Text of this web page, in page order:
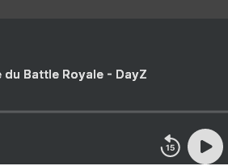
Battle Royale - DayZ